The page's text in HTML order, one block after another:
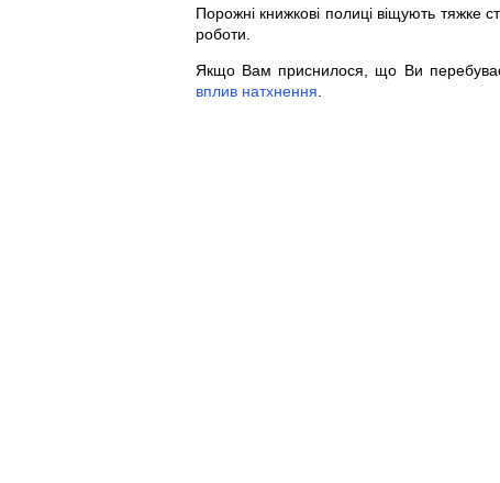
Порожні книжкові полиці віщують тяжке
роботи.
Якщо Вам приснилося, що Ви
вплив натхнення